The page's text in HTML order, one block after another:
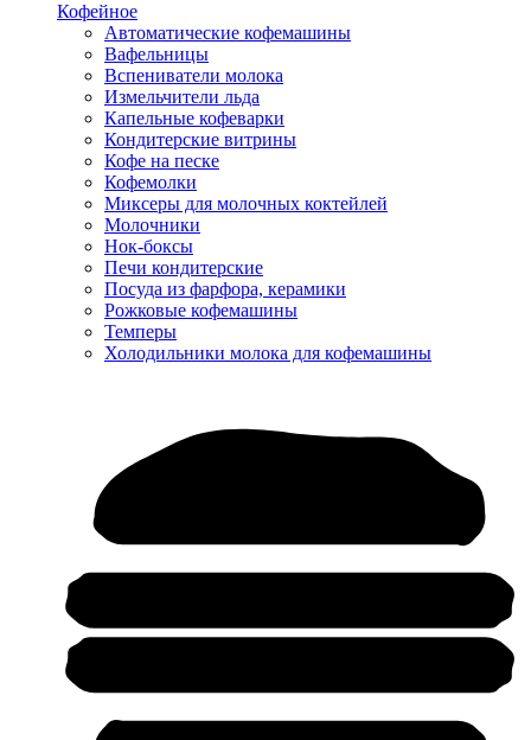
Кофейное
Автоматические кофемашины
Вафельницы
Вспениватели молока
Измельчители льда
Капельные кофеварки
Кондитерские витрины
Кофе на песке
Кофемолки
Миксеры для молочных коктейлей
Молочники
Нок-боксы
Печи кондитерские
Посуда из фарфора, керамики
Рожковые кофемашины
Темперы
Холодильники молока для кофемашины